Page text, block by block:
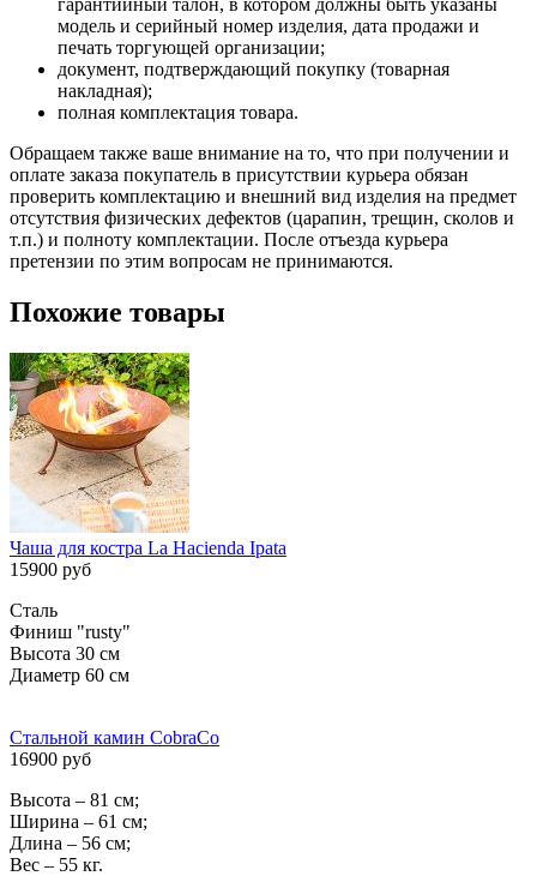
модель и серийный номер изделия, дата продажи и
печать торгующей организации;
документ, подтверждающий покупку (товарная
накладная);
полная комплектация товара.
Обращаем также ваше внимание на то, что при получении и
оплате заказа покупатель в присутствии курьера обязан
проверить комплектацию и внешний вид изделия на предмет
отсутствия физических дефектов (царапин, трещин, сколов и
т.п.) и полноту комплектации. После отъезда курьера
претензии по этим вопросам не принимаются.
Похожие товары
Чаша для костра La Hacienda Ipata
15900 руб
Сталь
Финиш "rusty"
Высота 30 см
Диаметр 60 см
Стальной камин CobraCo
16900 руб
Высота – 81 см;
Ширина – 61 см;
Длина – 56 см;
Вес – 55 кг.